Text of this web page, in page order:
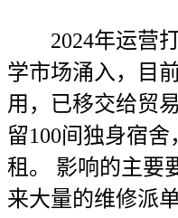
2024年运营打
学市场涌入，目
用，已移交给贸
留100间独身宿
租。 影响的主要
来大量的维修派